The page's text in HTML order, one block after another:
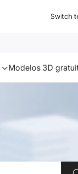
Switch
Modelos 3D